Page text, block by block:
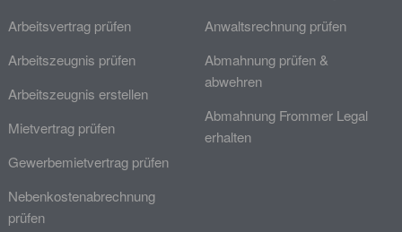
Arbeitsvertrag prüfen
Arbeitszeugnis prüfen
Arbeitszeugnis erstellen
Mietvertrag prüfen
Gewerbemietvertrag prüfen
Nebenkostenabrechnung
prüfen
Anwaltsrechnung prüfen
Abmahnung prüfen &
abwehren
Abmahnung Frommer Legal
erhalten